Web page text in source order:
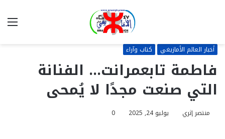
أخبار العالم الأمازيغي كتاب وآراء
فاطمة تابعمرانت… الفنانة
التي صنعت مجدًا لا يُمحى
منتصر إثري يوليو 24, 2025 0